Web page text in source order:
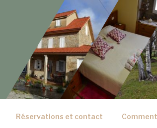
Réservations et contact